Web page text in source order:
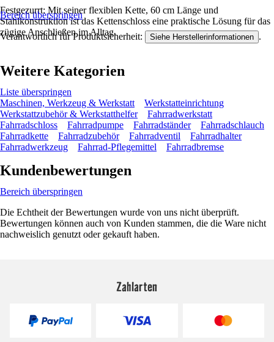
Festgezurrt: Mit seiner flexiblen Kette, 60 cm Länge und
Stahlkonstruktion ist das Kettenschloss eine praktische Lösung für das
zügige Anschließen im Alltag.
Bereich überspringen
Verantwortlich für Produktsicherheit: Siehe Herstellerinformationen .
Weitere Kategorien
Liste überspringen
Maschinen, Werkzeug & Werkstatt
Werkstatteinrichtung
Werkstattzubehör & Werkstatthelfer
Fahrradwerkstatt
Fahrradschloss
Fahrradpumpe Fahrradständer
Fahrradschlauch
Fahrradkette
Fahrradzubehör Fahrradventil
Fahrradhalter
Fahrradwerkzeug
Fahrrad-Pflegemittel Fahrradbremse
Kundenbewertungen
Bereich überspringen
Die Echtheit der Bewertungen wurde von uns nicht überprüft.
Bewertungen können auch von Kunden stammen, die die Ware nicht
nachweislich genutzt oder gekauft haben.
Zahlarten